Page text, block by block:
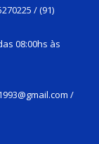
/ (91)
08:00hs às
/